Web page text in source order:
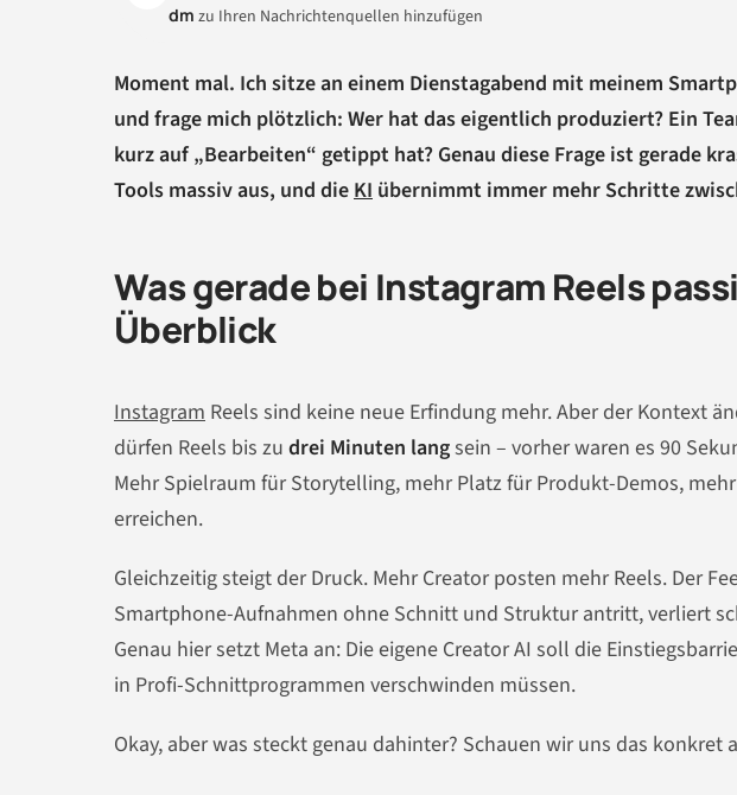
dm zu Ihren Nachrichtenquellen hinzufügen
Moment mal. Ich sitze an einem Dienstagabend mit meinem
und frage mich plötzlich: Wer hat das eigentlich produziert? Ein
kurz auf „Bearbeiten“ getippt hat? Genau diese Frage ist gerade
Tools massiv aus, und die KI übernimmt immer mehr Schritte
Was gerade bei Instagram Reels
Überblick
Instagram Reels sind keine neue Erfindung mehr. Aber der Kontext
dürfen Reels bis zu drei Minuten langsein – vorher waren es 90
Mehr Spielraum für Storytelling, mehr Platz für Produkt-Demos,
erreichen.
Gleichzeitig steigt der Druck. Mehr Creator posten mehr Reels. Der
Smartphone-Aufnahmen ohne Schnitt und Struktur antritt, verliert
Genau hier setzt Meta an: Die eigene Creator AI soll die
in Profi-Schnittprogrammen verschwinden müssen.
Okay, aber was steckt genau dahinter? Schauen wir uns das konkret